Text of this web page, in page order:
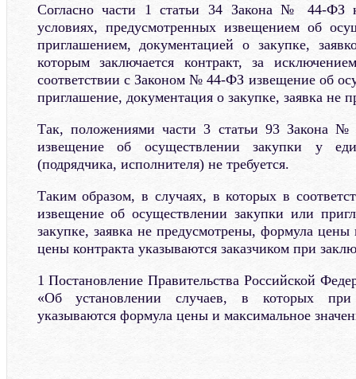
Согласно части 1 статьи 34 Закона № 44-ФЗ
условиях, предусмотренных извещением об
приглашением, документацией о закупке,
которым заключается контракт, за
соответствии с Законом № 44-ФЗ извещение об
приглашение, документация о закупке, заявка не
Так, положениями части 3 статьи 93 Закона №
извещение об осуществлении закупки у
(подрядчика, исполнителя) не требуется.
Таким образом, в случаях, в которых в
извещение об осуществлении закупки или
закупке, заявка не предусмотрены, формула цены
цены контракта указываются заказчиком при
1 Постановление Правительства Российской
«Об установлении случаев, в которых при
указываются формула цены и максимальное